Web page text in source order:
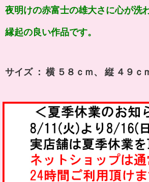
夜明けの赤富士の雄大さに心が洗
縁起の良い作品です。
サイズ ： 横 ５８ｃｍ、 縦 ４９ｃ